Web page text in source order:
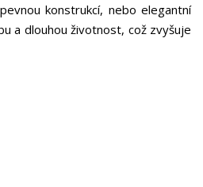
konstrukcí, nebo elegantní
a dlouhou životnost, což zvyšuje